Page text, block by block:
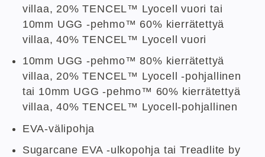
villaa, 20% TENCEL™ Lyocell vuori tai
10mm UGG -pehmo™ 60% kierrätettyä
villaa, 40% TENCEL™ Lyocell vuori
10mm UGG -pehmo™ 80% kierrätettyä
villaa, 20% TENCEL™ Lyocell -pohjallinen
tai 10mm UGG -pehmo™ 60% kierrätettyä
villaa, 40% TENCEL™ Lyocell-pohjallinen
EVA-välipohja
Sugarcane EVA -ulkopohja tai Treadlite by